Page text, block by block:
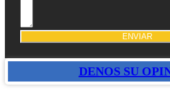
ENVIAR
DENOS SU